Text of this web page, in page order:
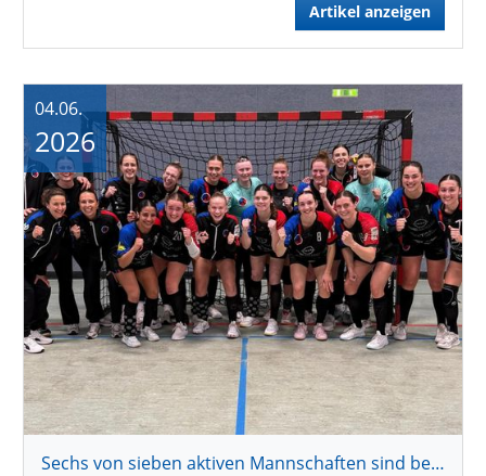
Artikel anzeigen
Sechs von sieben aktiven Mannschaften sind bereits aufgestiegen
04.06.
2026